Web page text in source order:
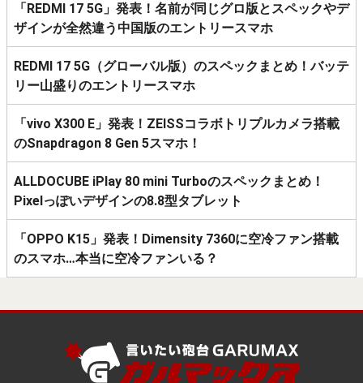
「REDMI 17 5G」発表！名前が同じグロ版とスペックやデ
ザインが全然違う中国版のエントリースマホ
REDMI 17 5G（グローバル版）のスペックまとめ！バッテ
リー山盛りのエントリースマホ
「vivo X300 E」発表！ZEISSコラボトリプルカメラ搭載
のSnapdragon 8 Gen 5スマホ！
ALLDOCUBE iPlay 80 mini Turboのスペックまとめ！
Pixelっぽいデザインの8.8型タブレット
「OPPO K15」発表！Dimensity 7360に空冷ファン搭載
のスマホ…本当に空冷ファンいる？